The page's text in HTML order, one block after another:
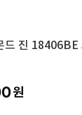
드 진
원